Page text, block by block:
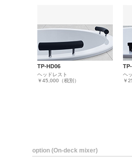
TP-HD06
ヘッドレスト
￥45,000（税別）
ヘ
￥
option (On-deck mixer)